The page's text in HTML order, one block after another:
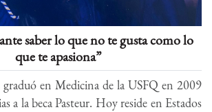
saber lo que no te gusta como lo
que te apasiona”
en Medicina de la USFQ en 2009
a la beca Pasteur. Hoy reside en Estados